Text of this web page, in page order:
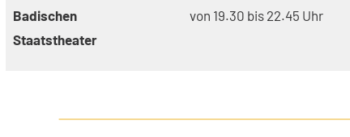
Badischen
Staatstheater
von 19.30 bis 22.45 Uhr